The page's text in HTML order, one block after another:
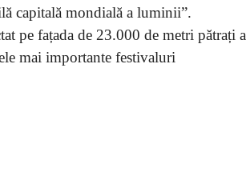
capitală mondială a luminii”.
pe fațada de 23.000 de metri pătrați a
mai importante festivaluri